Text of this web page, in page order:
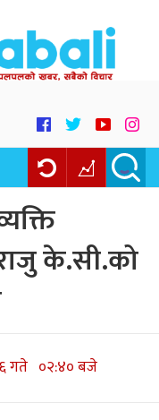
के.सी.को
गते ०२:४० बजे